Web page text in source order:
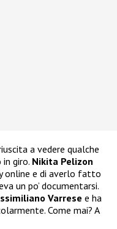
a vedere qualche
giro. Nikita Pelizon
online e di averlo fatto
un po’ documentarsi.
Varrese e ha
Come mai? A